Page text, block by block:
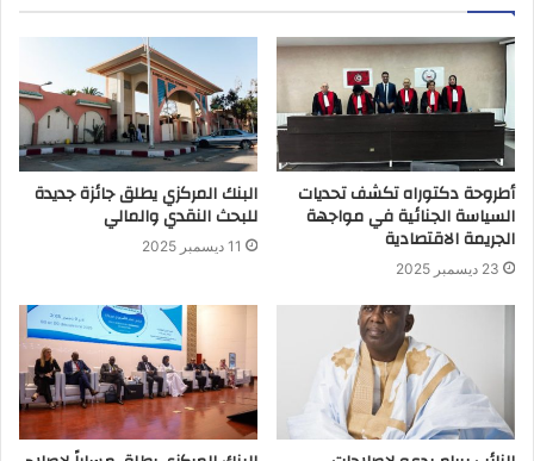
أطروحة دكتوراه تكشف تحديات
السياسة الجنائية في مواجهة
الجريمة الاقتصادية
23 ديسمبر 2025
البنك المركزي يطلق جائزة جديدة
للبحث النقدي والمالي
11 ديسمبر 2025